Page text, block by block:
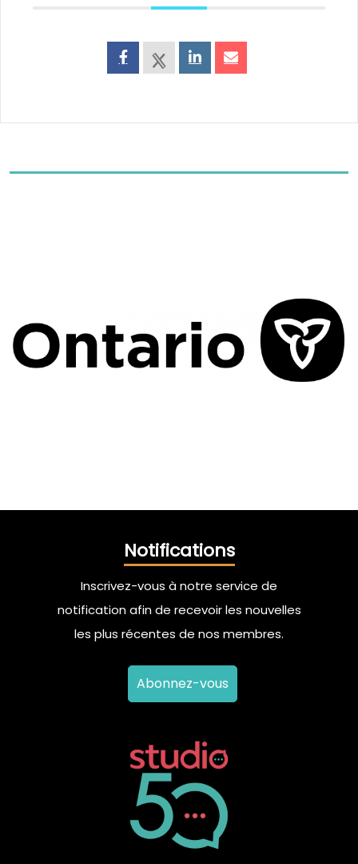
Notifications
Inscrivez-vous à notre service de
notification afin de recevoir les nouvelles
les plus récentes de nos membres.
Abonnez-vous